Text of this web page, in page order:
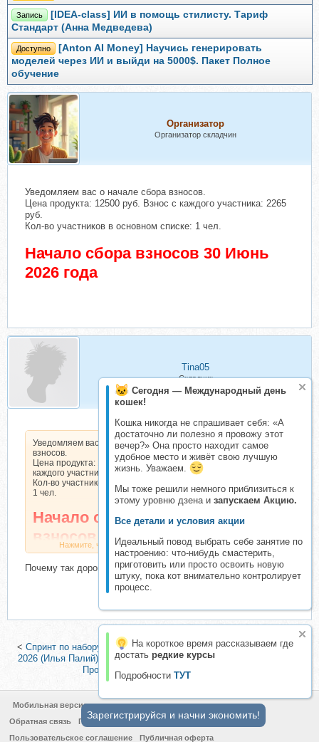
Сегодня — Международный день
кошек!
Кошка никогда не спрашивает себя: «А
достаточно ли полезно я провожу этот
вечер?» Она просто находит самое
удобное место и живёт свою лучшую
жизнь. Уважаем.
Мы тоже решили немного приблизиться к
этому уровню дзена и запускаем Акцию.
Все детали и условия акции
Идеальный повод выбрать себе занятие по
настроению: что-нибудь смастерить,
приготовить или просто освоить новую
штуку, пока кот внимательно контролирует
процесс.
На короткое время рассказываем где
достать редкие курсы
Подробности ТУТ
Запись
[IDEA-class] ИИ в помощь стилисту. Тариф
Стандарт (Анна Медведева)
Доступно
[Anton AI Money] Научись генерировать
моделей через ИИ и выйди на 5000$. Пакет Полное
обучение
Организатор
Организатор складчин
Уведомляем вас о начале сбора взносов.
Цена продукта: 12500 руб. Взнос с каждого участника: 2265
руб.
Кол-во участников в основном списке: 1 чел.
Начало сбора взносов 30 Июнь
2026 года
Tina05
Складчик
Уведомляем вас о начале сбора
взносов.
Цена продукта: 12500 руб. Взнос с
каждого участника: 2265 руб.
Кол-во участников в основном списке:
1 чел.
Начало сбора
взносов 30 Июнь
2026 года
Нажмите, чтобы раскрыть...
Почему так дорого?
< Спринт по набору аудитории и заработку с Claude. Спринт Лето
2026 (Илья Палий)|
[Nardin Group] ИИ-отдел для селлера. Тариф
Продвинутый (Рената Нардинова)
Мобильная версия
Обратная связь
Политика конфиденциальности
Пользовательское соглашение
Публичная оферта
Зарегистрируйся и начни экономить!